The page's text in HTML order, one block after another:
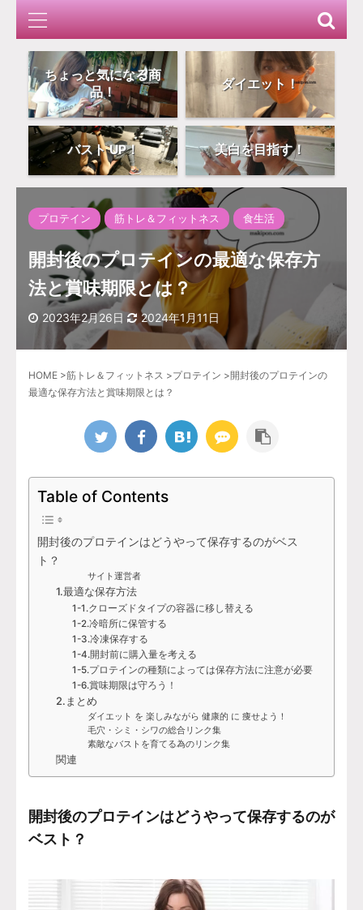
ちょっと気になる商
品！
ダイエット！
バスト UP！ 美白を目指す！
プロテイン 筋トレ＆フィットネス 食生活
開封後のプロテインの最適な保存方
法と賞味期限とは？
2023年2月26日 2024年1月11日
HOME >筋トレ＆フィットネス >プロテイン >開封後のプロテインの
最適な保存方法と賞味期限とは？
Table of Contents
開封後のプロテインはどうやって保存するのがベス
ト？
サイト運営者
1.最適な保存方法
1-1.クローズドタイプの容器に移し替える
1-2.冷暗所に保管する
1-3.冷凍保存する
1-4.開封前に購入量を考える
1-5.プロテインの種類によっては保存方法に注意が必要
1-6.賞味期限は守ろう！
2.まとめ
ダイエット を 楽しみながら 健康的 に 痩せよう！
毛穴・シミ・シワの総合リンク集
素敵なバストを育てる為のリンク集
関連
開封後のプロテインはどうやって保存するのが
ベスト？